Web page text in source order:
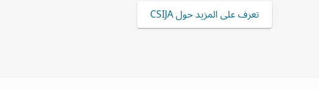
تعرف على المزيد حول CSIJA